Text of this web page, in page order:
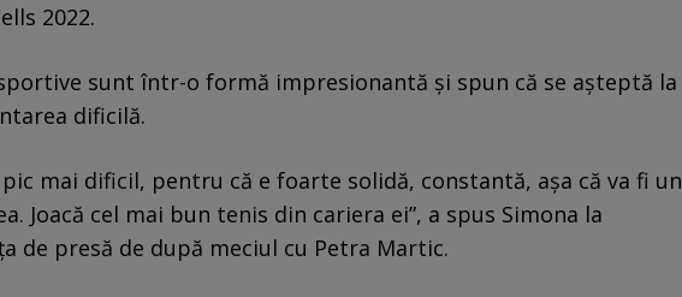
2022.
sunt într-o formă impresionantă și spun că se așteptă la
dificilă.
pic mai dificil, pentru că e foarte solidă, constantă, așa că va fi un
Joacă cel mai bun tenis din cariera ei”, a spus Simona la
de presă de după meciul cu Petra Martic.